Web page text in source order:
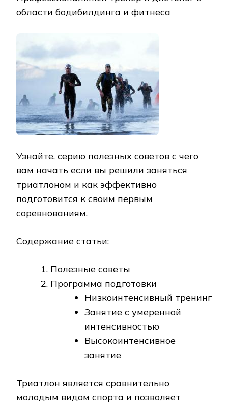
области бодибилдинга и фитнеса
Узнайте, серию полезных советов с чего
вам начать если вы решили заняться
триатлоном и как эффективно
подготовится к своим первым
соревнованиям.
Содержание статьи:
Полезные советы
Программа подготовки
Низкоинтенсивный тренинг
Занятие с умеренной
интенсивностью
Высокоинтенсивное
занятие
Триатлон является сравнительно
молодым видом спорта и позволяет